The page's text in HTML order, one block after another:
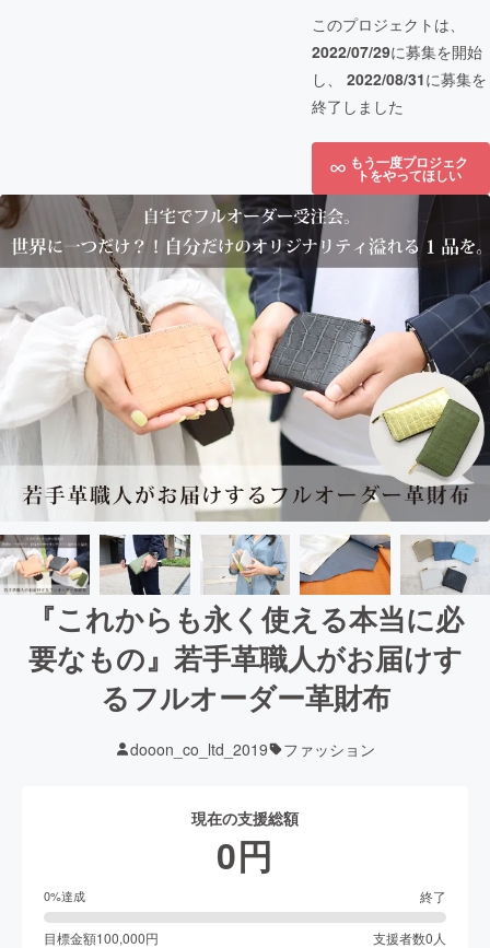
このプロジェクトは、
2022/07/29に募集を開始
し、 2022/08/31に募集を
終了しました
もう一度プロジェク
トをやってほしい
『これからも永く使える本当に必
要なもの』若手革職人がお届けす
るフルオーダー革財布
dooon_co_ltd_2019 ファッション
現在の支援総額
0円
0%達成 終了
目標金額100,000円 支援者数0 人